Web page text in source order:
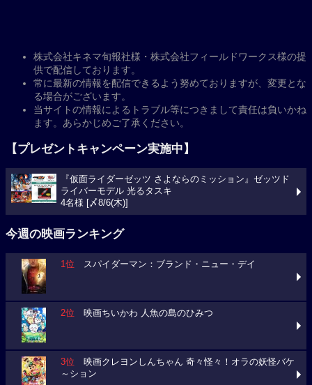
株式会社キネマ旬報社様・株式会社フィールドワークス様の提
供で配信しております。
常に最新の情報を配信できるよう努めておりますが、変更とな
る場合がございます。
当サイトの情報によるトラブル等につきまして責任は負いかね
ます。あらかじめご了承ください。
【プレゼントキャンペーン実施中】
『仮面ライダーゼッツ さよならのミッション』ゼッツド
ライバーモデル 光るタスキ
4名様 [〆8/6(木)]
今週の映画ランキング
1位 スパイダーマン：ブランド・ニュー・デイ
2位 映画ちいかわ 人魚の島のひみつ
3位 映画クレヨンしんちゃん 奇々怪々！オラの妖怪バケ
～ション